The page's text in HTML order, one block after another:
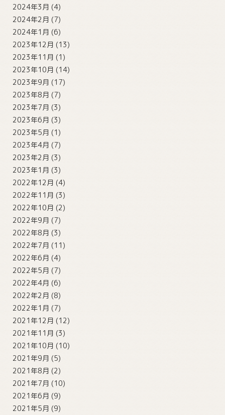
2024年3月 (4)
2024年2月 (7)
2024年1月 (6)
2023年12月 (13)
2023年11月 (1)
2023年10月 (14)
2023年9月 (17)
2023年8月 (7)
2023年7月 (3)
2023年6月 (3)
2023年5月 (1)
2023年4月 (7)
2023年2月 (3)
2023年1月 (3)
2022年12月 (4)
2022年11月 (3)
2022年10月 (2)
2022年9月 (7)
2022年8月 (3)
2022年7月 (11)
2022年6月 (4)
2022年5月 (7)
2022年4月 (6)
2022年2月 (8)
2022年1月 (7)
2021年12月 (12)
2021年11月 (3)
2021年10月 (10)
2021年9月 (5)
2021年8月 (2)
2021年7月 (10)
2021年6月 (9)
2021年5月 (9)